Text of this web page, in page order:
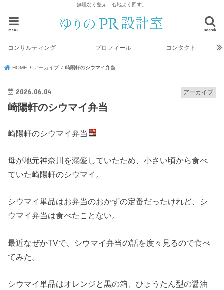
無理なく整え、心地よく回す。
search
menu
コンサルティング プロフィール コンタクト
HOME アーカイブ 崎陽軒のシウマイ弁当
アーカイブ
2026.06.04
崎陽軒のシウマイ弁当
崎陽軒のシウマイ弁当
母が地元神奈川を溺愛していたため、小さい頃から食べ
ていた崎陽軒のシウマイ。
シウマイ単品はお弁当のおかずの定番だったけれど、シ
ウマイ弁当は食べたことない。
最近なぜかTVで、シウマイ弁当の話を度々見るので食べ
てみた。
シウマイ単品はオレンジと黒の箱、ひょうたん型の醤油